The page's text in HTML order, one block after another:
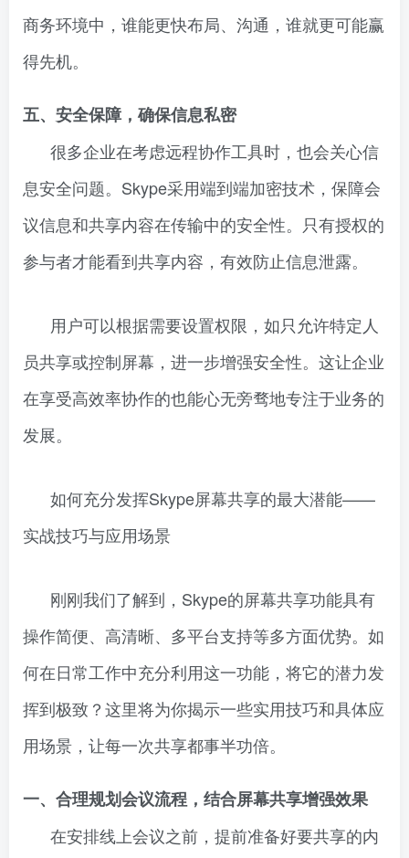
商务环境中，谁能更快布局、沟通，谁就更可能赢
得先机。
五、安全保障，确保信息私密
很多企业在考虑远程协作工具时，也会关心信
息安全问题。Skype采用端到端加密技术，保障会
议信息和共享内容在传输中的安全性。只有授权的
参与者才能看到共享内容，有效防止信息泄露。
用户可以根据需要设置权限，如只允许特定人
员共享或控制屏幕，进一步增强安全性。这让企业
在享受高效率协作的也能心无旁骛地专注于业务的
发展。
如何充分发挥Skype屏幕共享的最大潜能——
实战技巧与应用场景
刚刚我们了解到，Skype的屏幕共享功能具有
操作简便、高清晰、多平台支持等多方面优势。如
何在日常工作中充分利用这一功能，将它的潜力发
挥到极致？这里将为你揭示一些实用技巧和具体应
用场景，让每一次共享都事半功倍。
一、合理规划会议流程，结合屏幕共享增强效果
在安排线上会议之前，提前准备好要共享的内